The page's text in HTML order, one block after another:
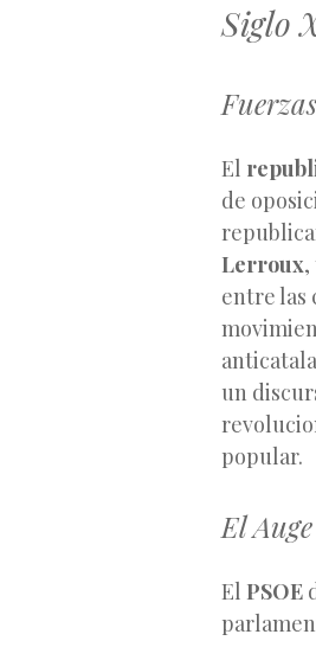
Siglo
El
de
Lerroux
entre las
un
popular.
El
El PSOE